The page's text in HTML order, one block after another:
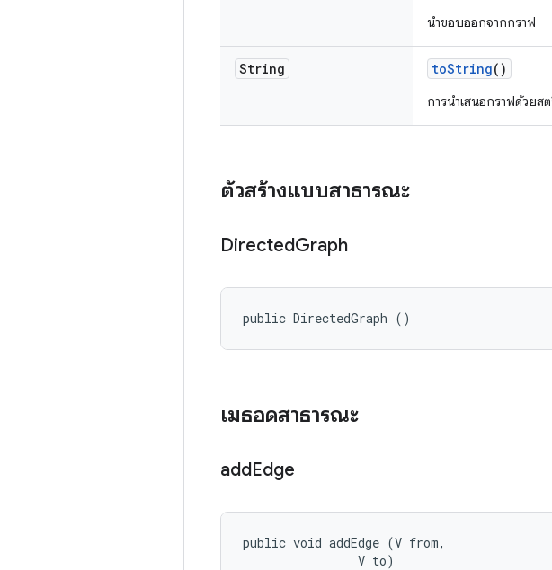
นําขอบออกจากกราฟ
String toString()
การนําเสนอกราฟด้วยสต
ตัวสร้างแบบสาธารณะ
DirectedGraph
public DirectedGraph ()
เมธอดสาธารณะ
addEdge
public void addEdge (V from,
                V to)